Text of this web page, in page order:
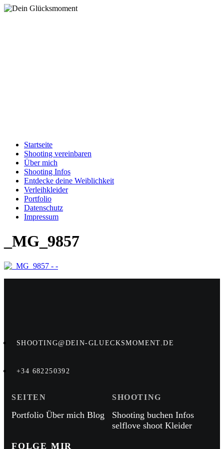
Startseite
Shooting vereinbaren
Über mich
Shooting Infos
Entdecke deine Weiblichkeit
Verleihkleider
Portfolio
Datenschutz
Impressum
_MG_9857
SHOOTING@DEIN-GLUECKSMOMENT.DE
+34 682250392
SEITEN
Portfolio Über mich Blog
SHOOTING
Shooting buchen Infos
selflove shoot Kleider
FOLGE MIR